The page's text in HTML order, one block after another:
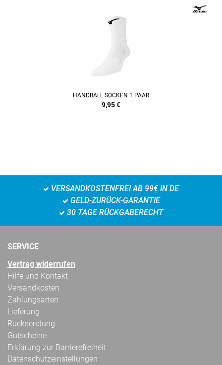
HANDBALL SOCKEN 1 PAAR
9,95€
VERSANDKOSTENFREI AB 99€ IN DE
GELD-ZURÜCK-GARANTIE
30 TAGE RÜCKGABERECHT
SERVICE
Vertrag widerrufen
Hilfe und Kontakt
Versandkosten
Zahlungsarten
Lieferung
Rücksendung
Gutscheine
Erklärung zur Barrierefreiheit
Datenschutzeinstellungen